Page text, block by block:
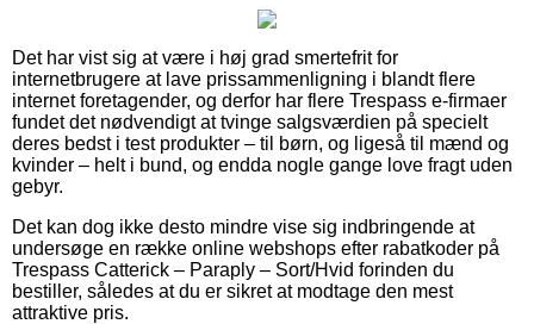
Det har vist sig at være i høj grad smertefrit for
internetbrugere at lave prissammenligning i blandt flere
internet foretagender, og derfor har flere Trespass e-firmaer
fundet det nødvendigt at tvinge salgsværdien på specielt
deres bedst i test produkter – til børn, og ligeså til mænd og
kvinder – helt i bund, og endda nogle gange love fragt uden
gebyr.
Det kan dog ikke desto mindre vise sig indbringende at
undersøge en række online webshops efter rabatkoder på
Trespass Catterick – Paraply – Sort/Hvid forinden du
bestiller, således at du er sikret at modtage den mest
attraktive pris.